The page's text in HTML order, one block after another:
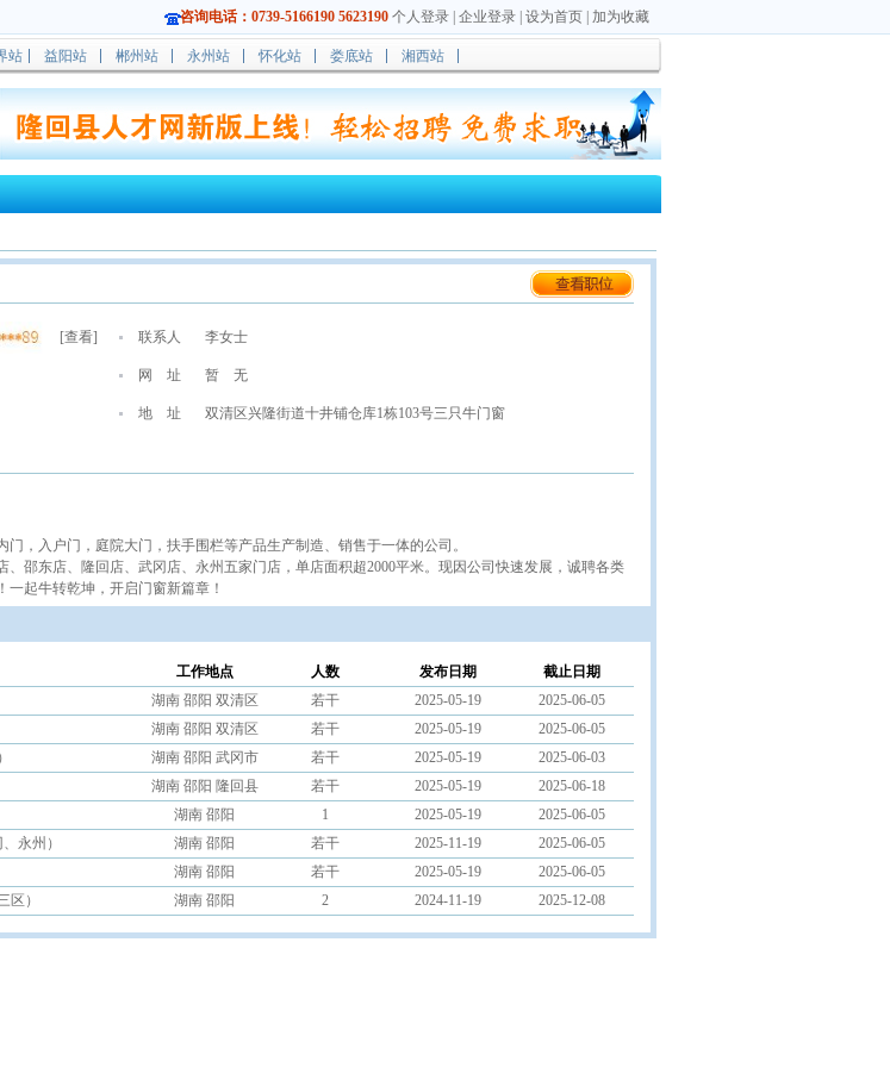
咨询电话：0739-5166190 5623190 个人登录 企业登录 设为首页 加为收藏
站 益阳站 郴州站 永州站 怀化站 娄底站 湘西站
[查看] 联系人 李女士
网 址 暂 无
地 址 双清区兴隆街道十井铺仓库1栋103号三只牛门窗
，入户门，庭院大门，扶手围栏等产品生产制造、销售于一体的公司。
、邵东店、隆回店、武冈店、永州五家门店，单店面积超2000平米。现因公司快速发展，诚聘各类
起牛转乾坤，开启门窗新篇章！
工作地点 人数 发布日期
截止日期
湖南 邵阳 双清区 若干 2025-05-19
2025-06-05
湖南 邵阳 双清区 若干 2025-05-19
2025-06-05
湖南 邵阳 武冈市 若干 2025-05-19
2025-06-03
湖南 邵阳 隆回县 若干 2025-05-19
2025-06-18
湖南 邵阳 1 2025-05-19
2025-06-05
永州） 湖南 邵阳 若干 2025-11-19
2025-06-05
湖南 邵阳 若干 2025-05-19
2025-06-05
区） 湖南 邵阳 2 2024-11-19 2025-12-08